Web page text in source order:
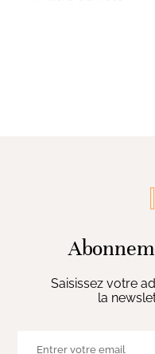
Saisissez votre
la